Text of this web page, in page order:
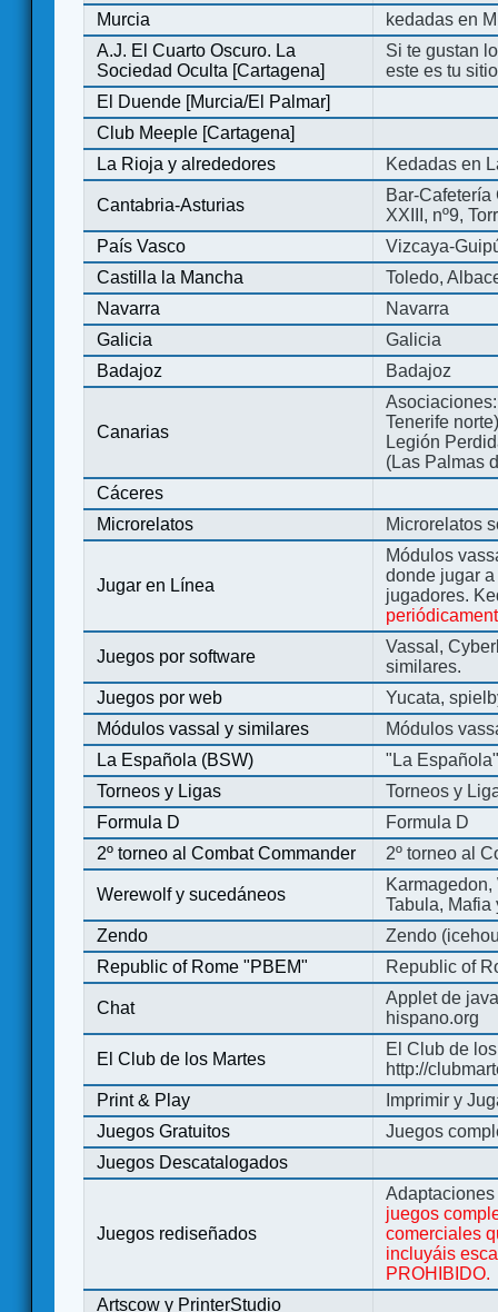
Murcia
kedadas en
A.J. El Cuarto Oscuro. La
Sociedad Oculta [Cartagena]
Si te gustan
este es tu
El Duende [Murcia/El Palmar]
Club Meeple [Cartagena]
La Rioja y alrededores
Kedadas en
Cantabria-Asturias
Bar-
XXIII, nº9,
País Vasco
Vizcaya-
Castilla la Mancha
Toledo,
Navarra
Navarra
Galicia
Galicia
Badajoz
Badajoz
Canarias
Tenerife
Legión
(Las Palmas
Cáceres
Microrelatos
Microrelatos
Jugar en Línea
Módulos
donde jugar
jugadores.
Juegos por software
Vassal,
similares.
Juegos por web
Yucata,
Módulos vassal y similares
Módulos
La Española (BSW)
"La
Torneos y Ligas
Torneos y
Formula D
Formula D
2º torneo al Combat Commander
2º torneo al
Werewolf y sucedáneos
Tabula, Mafia
Zendo
Zendo
Republic of Rome "PBEM"
Republic of
Chat
Applet de
hispano.org
El Club de los Martes
El Club de
http://
Print & Play
Imprimir y
Juegos Gratuitos
Juegos
Juegos Descatalogados
Juegos rediseñados
juegos
comerciales
incluyáis
PROHIBIDO.
Artscow y PrinterStudio